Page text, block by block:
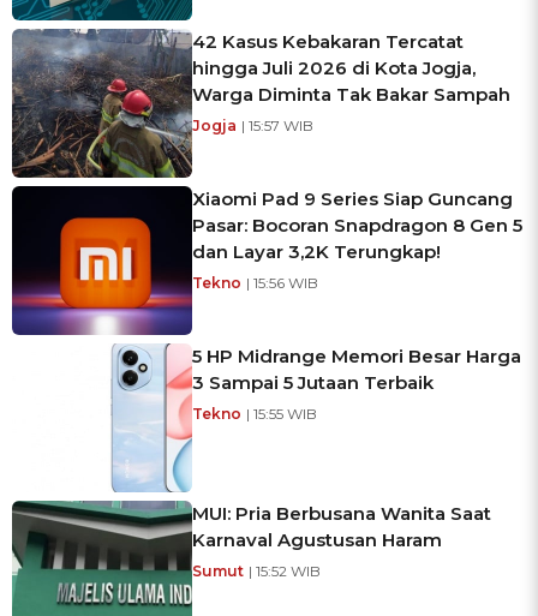
42 Kasus Kebakaran Tercatat
hingga Juli 2026 di Kota Jogja,
Warga Diminta Tak Bakar Sampah
Jogja | 15:57 WIB
Xiaomi Pad 9 Series Siap Guncang
Pasar: Bocoran Snapdragon 8 Gen 5
dan Layar 3,2K Terungkap!
Tekno | 15:56 WIB
5 HP Midrange Memori Besar Harga
3 Sampai 5 Jutaan Terbaik
Tekno | 15:55 WIB
MUI: Pria Berbusana Wanita Saat
Karnaval Agustusan Haram
Sumut | 15:52 WIB